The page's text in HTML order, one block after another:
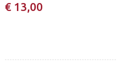
€ 13,00